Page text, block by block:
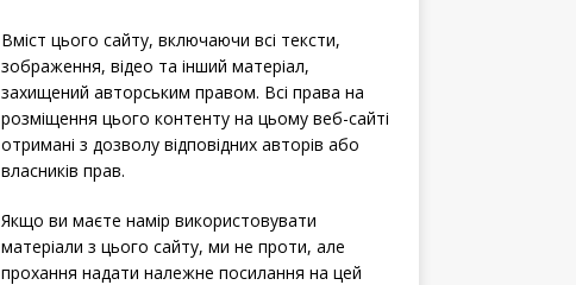
Вміст цього сайту, включаючи всі тексти,
зображення, відео та інший матеріал,
захищений авторським правом. Всі права на
розміщення цього контенту на цьому веб-сайті
отримані з дозволу відповідних авторів або
власників прав.
Якщо ви маєте намір використовувати
матеріали з цього сайту, ми не проти, але
прохання надати належне посилання на цей